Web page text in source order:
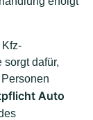
dafür,
Auto